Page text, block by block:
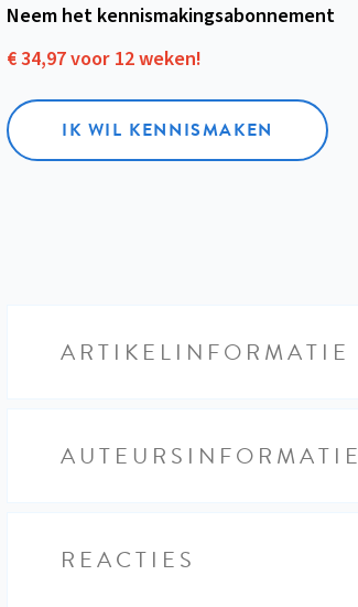
Neem het kennismakings­abonnement
€ 34,97 voor 12 weken!
IK WIL KENNISMAKEN
ARTIKELINFORMATIE
AUTEURSINFORMATIE
REACTIES